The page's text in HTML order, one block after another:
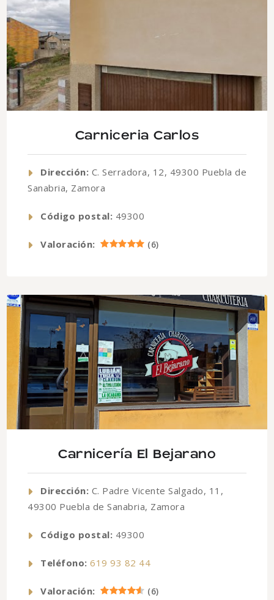
Carniceria Carlos
Dirección: C. Serradora, 12, 49300 Puebla de
Sanabria, Zamora
Código postal: 49300
Valoración: (6)
Carnicería El Bejarano
Dirección: C. Padre Vicente Salgado, 11,
49300 Puebla de Sanabria, Zamora
Código postal: 49300
Teléfono: 619 93 82 44
Valoración: (6)